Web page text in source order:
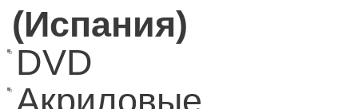
(Испания)
DVD
Акриловые